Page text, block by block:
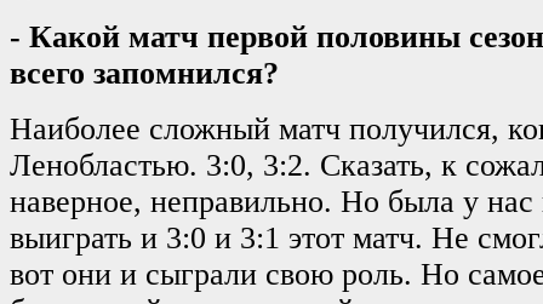
- Какой матч первой половины
всего запомнился?
Наиболее сложный матч получился,
Ленобластью. 3:0, 3:2. Сказать, к
наверное, неправильно. Но была у нас
выиграть и 3:0 и 3:1 этот матч. Не
вот они и сыграли свою роль. Но